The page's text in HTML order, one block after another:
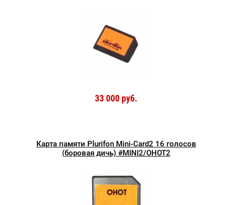
33 000 руб.
Карта памяти Plurifon Mini-Card2 16 голосов
(боровая дичь) #MINI2/OHOT2